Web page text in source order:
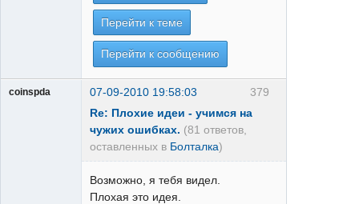
Перейти к теме
Перейти к сообщению
379
coinspda
07-09-2010 19:58:03
Re: Плохие идеи - учимся на
чужих ошибках. (81 ответов,
оставленных в Болталка)
Возможно, я тебя видел.
Плохая это идея.